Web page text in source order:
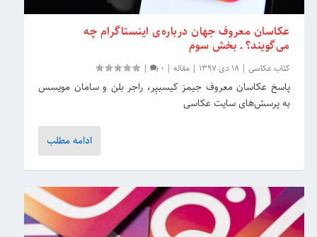
عکاسان معروف جهان درباره‌ی اینستاگرام چه
می‌گویند؟ ـ بخش سوم
کتاب عکاسی |18 دی 1397 |مقاله |
0
|
پاسخ عکاسان معروف جیمز کیسبیِر، راجر بلن و سامان مویسس
به پرسش‌های سایت عکاسی
ادامه مطلب